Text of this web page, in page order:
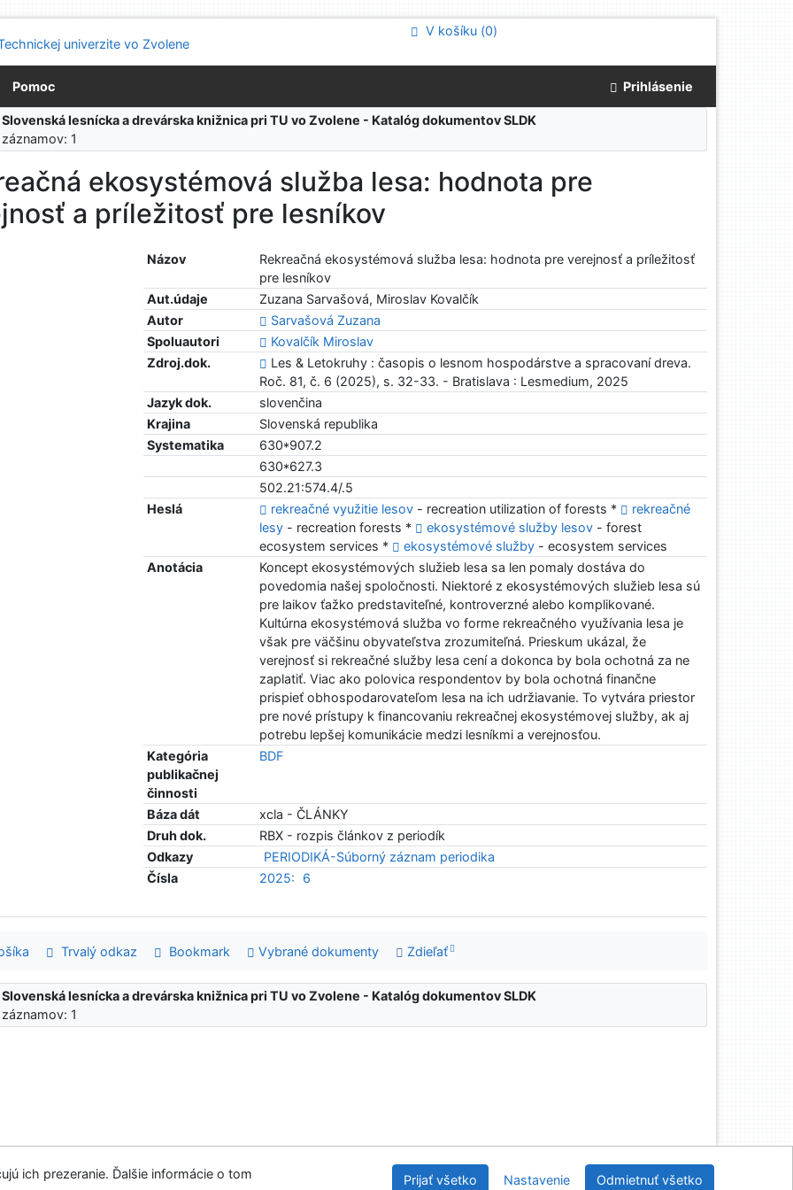
V košíku (0)
Pomoc Prihlásenie
Slovenská lesnícka a drevárska knižnica pri TU vo Zvolene - Katalóg dokumentov SLDK
1
ekosystémová služba lesa: hodnota pre
a príležitosť pre lesníkov
Názov
Rekreačná ekosystémová služba lesa: hodnota pre verejnosť a príležitosť
pre lesníkov
Aut.údaje
Zuzana Sarvašová, Miroslav Kovalčík
Autor
Sarvašová Zuzana
Spoluautori
Kovalčík Miroslav
Zdroj.dok.
Les & Letokruhy : časopis o lesnom hospodárstve a spracovaní dreva.
Roč. 81, č. 6 (2025), s. 32-33. - Bratislava : Lesmedium, 2025
Jazyk dok.
slovenčina
Krajina
Slovenská republika
Systematika
630*907.2
630*627.3
502.21:574.4/.5
Heslá
rekreačné využitie lesov - recreation utilization of forests *
rekreačné
lesy - recreation forests * ekosystémové služby lesov - forest
ecosystem services *
ekosystémové služby - ecosystem services
Anotácia
Koncept ekosystémových služieb lesa sa len pomaly dostáva do
povedomia našej spoločnosti. Niektoré z ekosystémových služieb lesa sú
pre laikov ťažko predstaviteľné, kontroverzné alebo komplikované.
Kultúrna ekosystémová služba vo forme rekreačného využívania lesa je
však pre väčšinu obyvateľstva zrozumiteľná. Prieskum ukázal, že
verejnosť si rekreačné služby lesa cení a dokonca by bola ochotná za ne
zaplatiť. Viac ako polovica respondentov by bola ochotná finančne
prispieť obhospodarovateľom lesa na ich udržiavanie. To vytvára priestor
pre nové prístupy k financovaniu rekreačnej ekosystémovej služby, ak aj
potrebu lepšej komunikácie medzi lesníkmi a verejnosťou.
Kategória
publikačnej
činnosti
BDF
Báza dát
xcla - ČLÁNKY
Druh dok.
RBX - rozpis článkov z periodík
Odkazy
PERIODIKÁ-Súborný záznam periodika
Čísla
2025: 6
Trvalý odkaz Bookmark Vybrané dokumenty Zdieľať
Slovenská lesnícka a drevárska knižnica pri TU vo Zvolene - Katalóg dokumentov SLDK
1
Súkromie Modul OpenSearch
Slovenská lesnícka a drevárska knižnica pri Technickej univerzite
ich prezeranie. Ďalšie informácie o tom Prijať všetko Nastavenie Odmietnuť všetko